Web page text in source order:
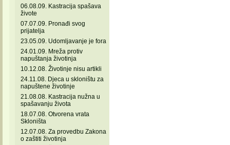
06.08.09. Kastracija spašava
živote
07.07.09. Pronađi svog
prijatelja
23.05.09. Udomljavanje je fora
24.01.09. Mreža protiv
napuštanja životinja
10.12.08. Životinje nisu artikli
24.11.08. Djeca u skloništu za
napuštene životinje
21.08.08. Kastracija nužna u
spašavanju života
18.07.08. Otvorena vrata
Skloništa
12.07.08. Za provedbu Zakona
o zaštiti životinja